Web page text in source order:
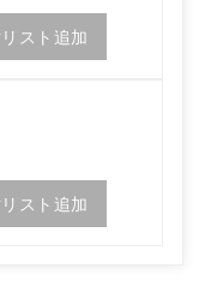
スト追加
スト追加